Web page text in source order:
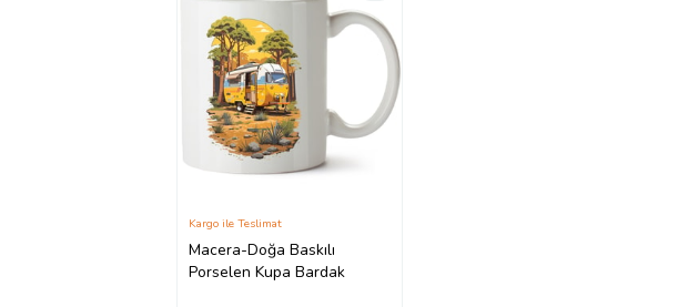
Macera-Doğa Baskılı
Porselen Kupa Bardak
Kargo ile Teslimat